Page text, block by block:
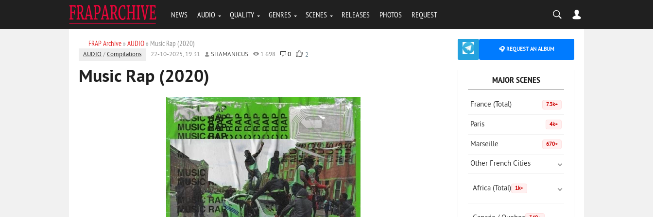
NEWS AUDIO QUALITY GENRES SCENES RELEASES PHOTOS REQUEST
FRAP Archive» AUDIO» Music Rap (2020)
AUDIO /Compilations 22-10-2025, 19:31 SHAMANICUS 1 698 0 2
Music Rap (2020)
🎧 REQUEST AN ALBUM
MAJOR SCENES
France (Total) 7.3k+
Paris 4k+
Marseille 670+
Other French Cities
Africa (Total) 1k+